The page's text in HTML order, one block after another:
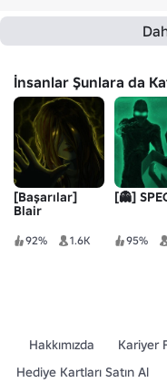
İnsanlar Şunlara da
[Başarılar]
Blair
92% 1.6K
[👻]
95%
Hakkımızda Kariyer
Hediye Kartları Satın Al